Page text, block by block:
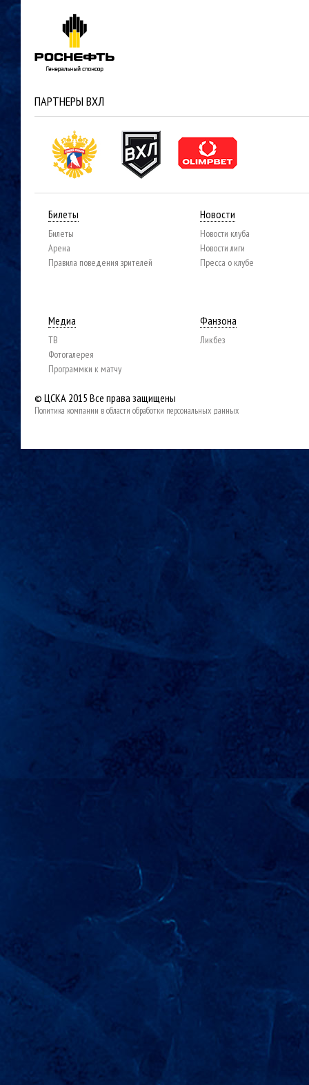
ПАРТНЕРЫ ВХЛ
Билеты
Билеты
Арена
Правила поведения зрителей
Новости
Новости клуба
Новости лиги
Пресса о клубе
Медиа
ТВ
Фотогалерея
Программки к матчу
Фанзона
Ликбез
© ЦСКА 2015 Все права защищены
Политика компании в области обработки персональных данных